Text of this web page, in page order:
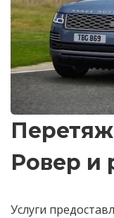
Ровер и
Услуги